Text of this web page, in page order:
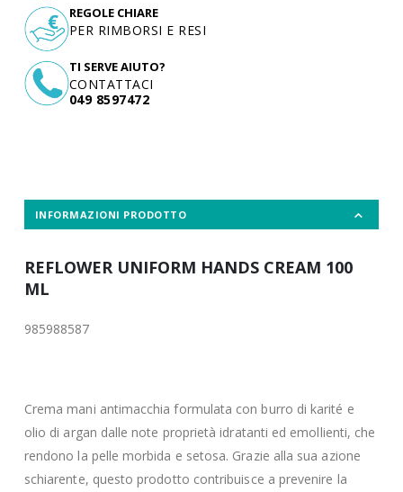
TI SERVE AIUTO?
CONTATTACI
049 8597472
REGOLE CHIARE
PER RIMBORSI E RESI
INFORMAZIONI PRODOTTO
REFLOWER UNIFORM HANDS CREAM 100
ML
985988587
Crema mani antimacchia formulata con burro di karité e
olio di argan dalle note proprietà idratanti ed emollienti, che
rendono la pelle morbida e setosa. Grazie alla sua azione
schiarente, questo prodotto contribuisce a prevenire la